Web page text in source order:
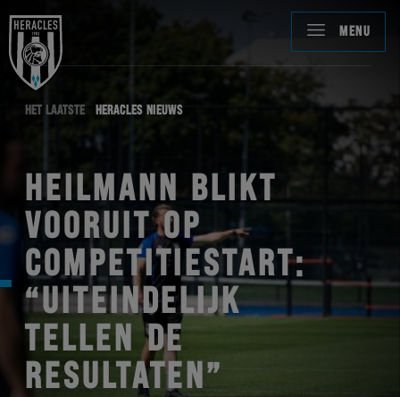
MENU
HET LAATSTE HERACLES NIEUWS
HEILMANN BLIKT
VOORUIT OP
COMPETITIESTART:
“UITEINDELIJK
TELLEN DE
RESULTATEN”